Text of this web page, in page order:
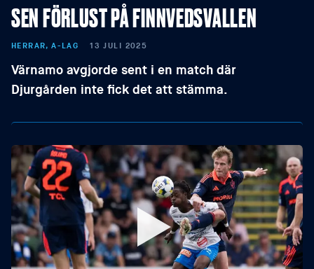
SEN FÖRLUST PÅ FINNVEDSVALLEN
HERRAR, A-LAG 13 JULI 2025
Värnamo avgjorde sent i en match där
Djurgården inte fick det att stämma.